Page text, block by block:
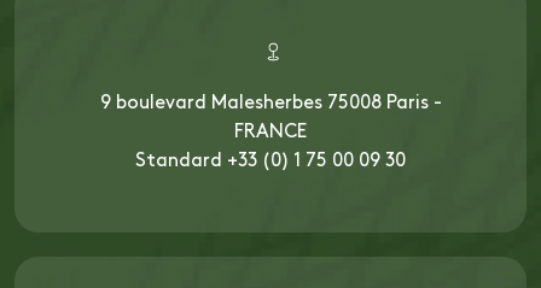
9 boulevard Malesherbes 75008 Paris -
FRANCE
Standard +33 (0) 1 75 00 09 30